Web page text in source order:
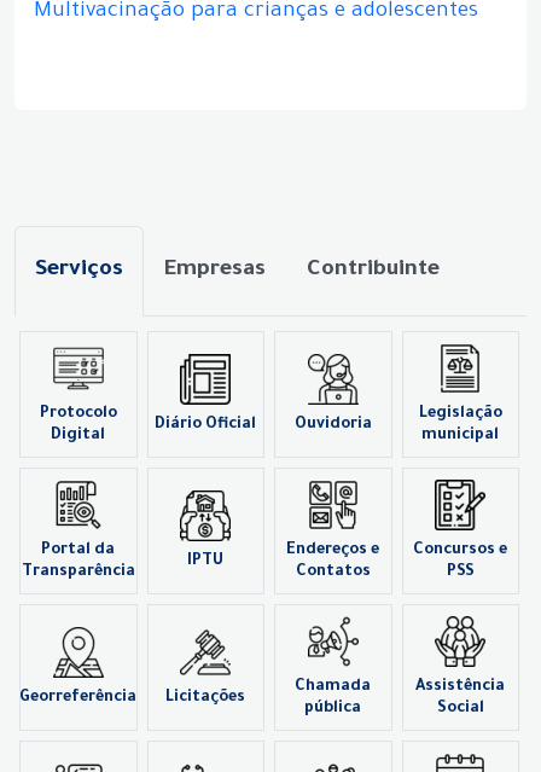
Multivacinação para crianças e adolescentes
Serviços Empresas Contribuinte
Protocolo
Digital
Diário Oficial Ouvidoria
Legislação
municipal
Portal da
Transparência
IPTU
Endereços e
Contatos
Concursos e
PSS
Georreferência Licitações
Chamada
pública
Assistência
Social